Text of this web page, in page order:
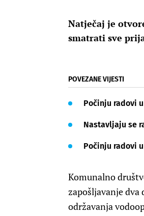
Natječaj je
smatrati sve
POVEZANE VIJESTI
Počinju radovi
Nastavljaju se
Počinju radovi
Komunalno
zapošljavanje
održavanja